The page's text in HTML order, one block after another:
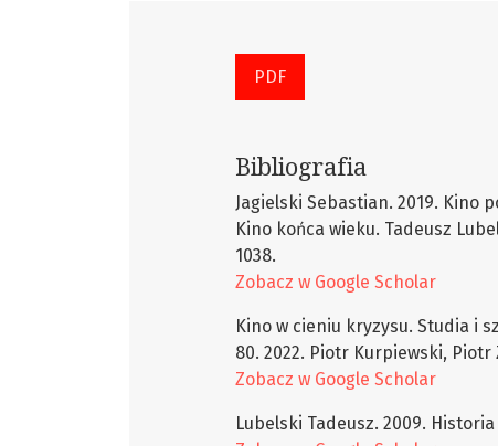
PDF
Bibliografia
Jagielski Sebastian. 2019. Kino
Kino końca wieku. Tadeusz
1038.
Zobacz w Google Scholar
Kino w cieniu kryzysu. Studia i
80. 2022. Piotr Kurpiewski,
Zobacz w Google Scholar
Lubelski Tadeusz. 2009.